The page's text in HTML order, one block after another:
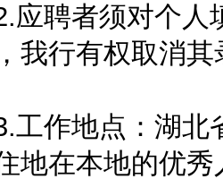
聘者须对个人
我行有权取消其
作地点：湖北
地在本地的优